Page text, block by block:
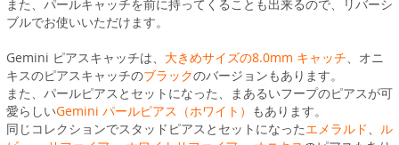
また、パールキャッチを前に持ってくることも出来るので、リバーシ
ブルでお使いいただけます。
Gemini ピアスキャッチは、 大きめサイズの8.0mm キャッチ、オニ
キスのピアスキャッチのブラックのバージョンもあります。
また、パールピアスとセットになった、まあるいフープのピアスが可
愛らしいGemini パールピアス（ホワイト） もあります。
同じコレクションでスタッドピアスとセットになったエメラルド、 ル